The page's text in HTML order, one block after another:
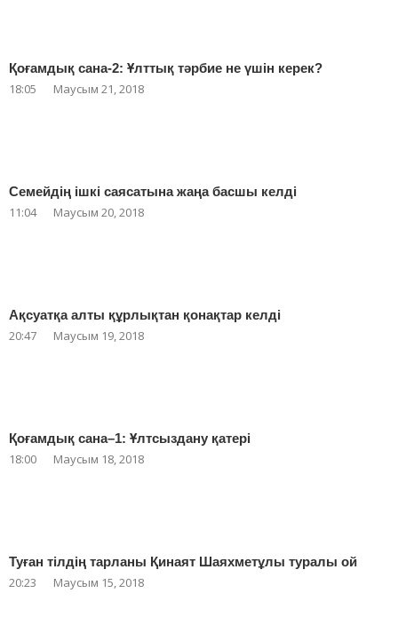
Қоғамдық сана-2: Ұлттық тәрбие не үшін керек?
18:05 Маусым 21, 2018
Семейдің ішкі саясатына жаңа басшы келді
11:04 Маусым 20, 2018
Ақсуатқа алты құрлықтан қонақтар келді
20:47 Маусым 19, 2018
Қоғамдық сана–1: Ұлтсыздану қатері
18:00 Маусым 18, 2018
Туған тілдің тарланы Қинаят Шаяхметұлы туралы ой
20:23 Маусым 15, 2018